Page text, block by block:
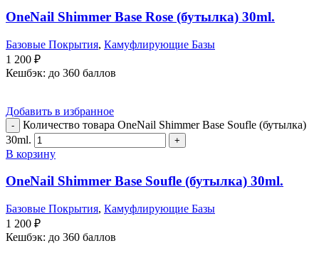
OneNail Shimmer Base Rose (бутылка) 30ml.
Базовые Покрытия, Камуфлирующие Базы
1 200 ₽
Кешбэк: до 360 баллов
Добавить в избранное
Количество товара OneNail Shimmer Base Soufle (бутылка)
30ml.
В корзину
OneNail Shimmer Base Soufle (бутылка) 30ml.
Базовые Покрытия, Камуфлирующие Базы
1 200 ₽
Кешбэк: до 360 баллов